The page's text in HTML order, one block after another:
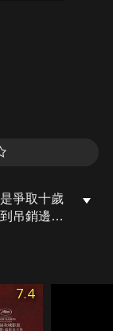
爭取十歲
吊銷邊
天價聘請
外嗅覺缺
陳的案子
見彼此，
7.4